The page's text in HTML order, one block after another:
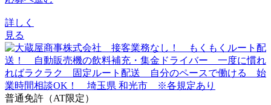
詳しく
見る
普通免許（AT限定）